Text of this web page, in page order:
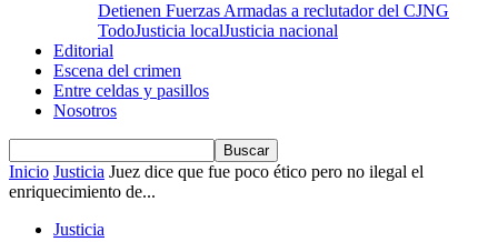
Detienen Fuerzas Armadas a reclutador del CJNG
TodoJusticia localJusticia nacional
Editorial
Escena del crimen
Entre celdas y pasillos
Nosotros
Inicio Justicia Juez dice que fue poco ético pero no ilegal el
enriquecimiento de...
Justicia